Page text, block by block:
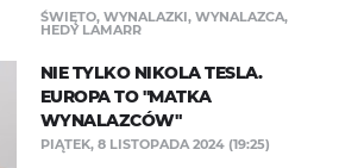
ŚWIĘTO, WYNALAZKI, WYNALAZCA,
HEDY LAMARR
NIE TYLKO NIKOLA TESLA.
EUROPA TO "MATKA
WYNALAZCÓW"
PIĄTEK, 8 LISTOPADA 2024 (19:25)